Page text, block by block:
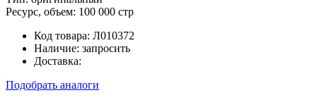
Ресурс, объем: 100 000 стр
Код товара: Л010372
Наличие: запросить
Доставка:
Подобрать аналоги